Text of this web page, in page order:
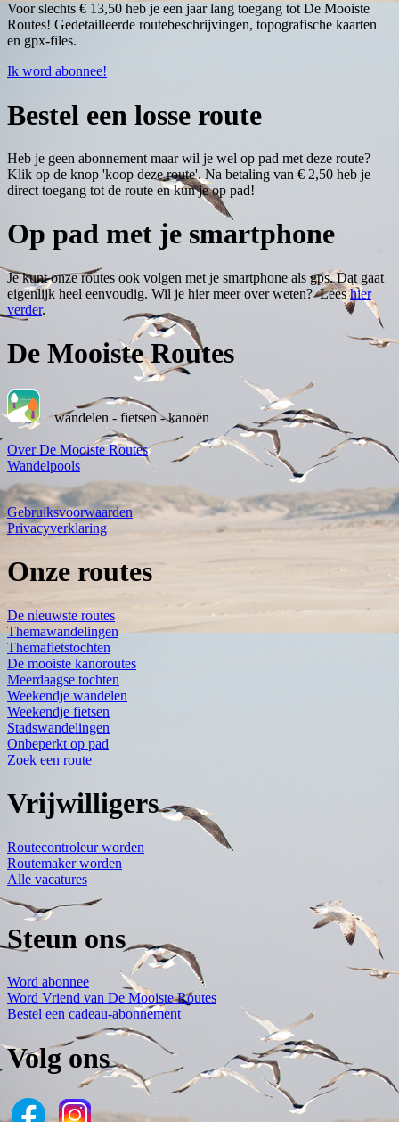
Voor slechts € 13,50 heb je een jaar lang toegang tot De Mooiste
Routes! Gedetailleerde routebeschrijvingen, topografische kaarten
en gpx-files.
Ik word abonnee!
Bestel een losse route
Heb je geen abonnement maar wil je wel op pad met deze route?
Klik op de knop 'koop deze route'. Na betaling van € 2,50 heb je
direct toegang tot de route en kun je op pad!
Op pad met je smartphone
Je kunt onze routes ook volgen met je smartphone als gps. Dat gaat
eigenlijk heel eenvoudig. Wil je hier meer over weten? Leeshier
verder.
De Mooiste Routes
wandelen - fietsen - kanoën
Over De Mooiste Routes
Wandelpools
Gebruiksvoorwaarden
Privacyverklaring
Onze routes
De nieuwste routes
Themawandelingen
Themafietstochten
De mooiste kanoroutes
Meerdaagse tochten
Weekendje wandelen
Weekendje fietsen
Stadswandelingen
Onbeperkt op pad
Zoek een route
Vrijwilligers
Routecontroleur worden
Routemaker worden
Alle vacatures
Steun ons
Word abonnee
Word Vriend van De Mooiste Routes
Bestel een cadeau-abonnement
Volg ons